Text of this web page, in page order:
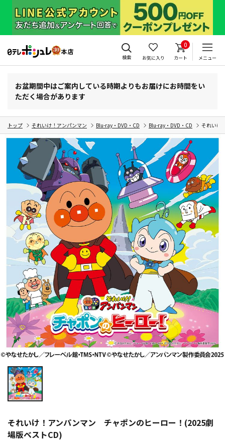
検索 お気に入り
0
カート メニュー
お盆期間中はご案内している時期よりもお届けにお時間をい
ただく場合があります
トップ それいけ！アンパンマン Blu-ray・DVD・CD Blu-ray・DVD・CD それいけ
それいけ！アンパンマン チャポンのヒーロー！(2025劇
場版ベストCD)